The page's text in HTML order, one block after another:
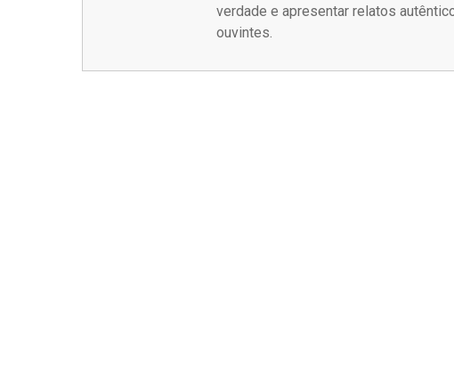
verdade e apresentar relatos
ouvintes.